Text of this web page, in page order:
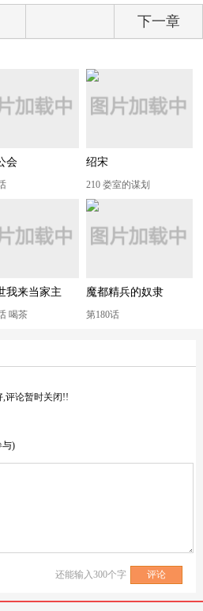
下一章
会 绍宋
210 娄室的谋划
我来当家主
喝茶
魔都精兵的奴隶
第180话
,评论暂时关闭!!
与)
还能输入300个字